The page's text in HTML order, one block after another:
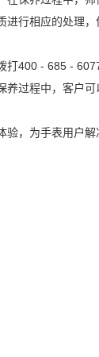
行相应的处理，
400 - 685 -
过程中，客户
，为手表用户